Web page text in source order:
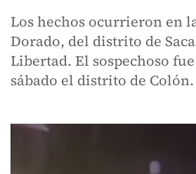
Los hechos ocurrieron en
Dorado, del distrito de
Libertad. El sospechoso
sábado el distrito de Colón.